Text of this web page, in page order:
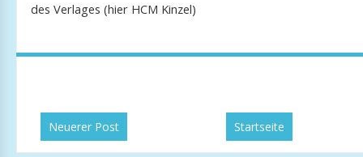
des Verlages (hier HCM Kinzel)
Neuerer Post Startseite